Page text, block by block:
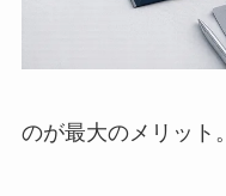
のが最大のメリット。